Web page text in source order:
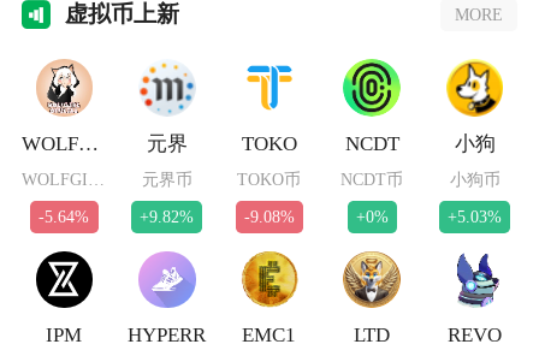
虚拟币上新 MORE
WOLFGIRL
-5.64%
元界
元界币
+9.82%
TOKO
TOKO币
-9.08%
NCDT
NCDT币
+0%
小狗
小狗币
+5.03%
IPM HYPERR EMC1 LTD REVO